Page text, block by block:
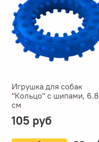
Игрушка для собак
"Кольцо" с шипами, 6.8
см
105 руб